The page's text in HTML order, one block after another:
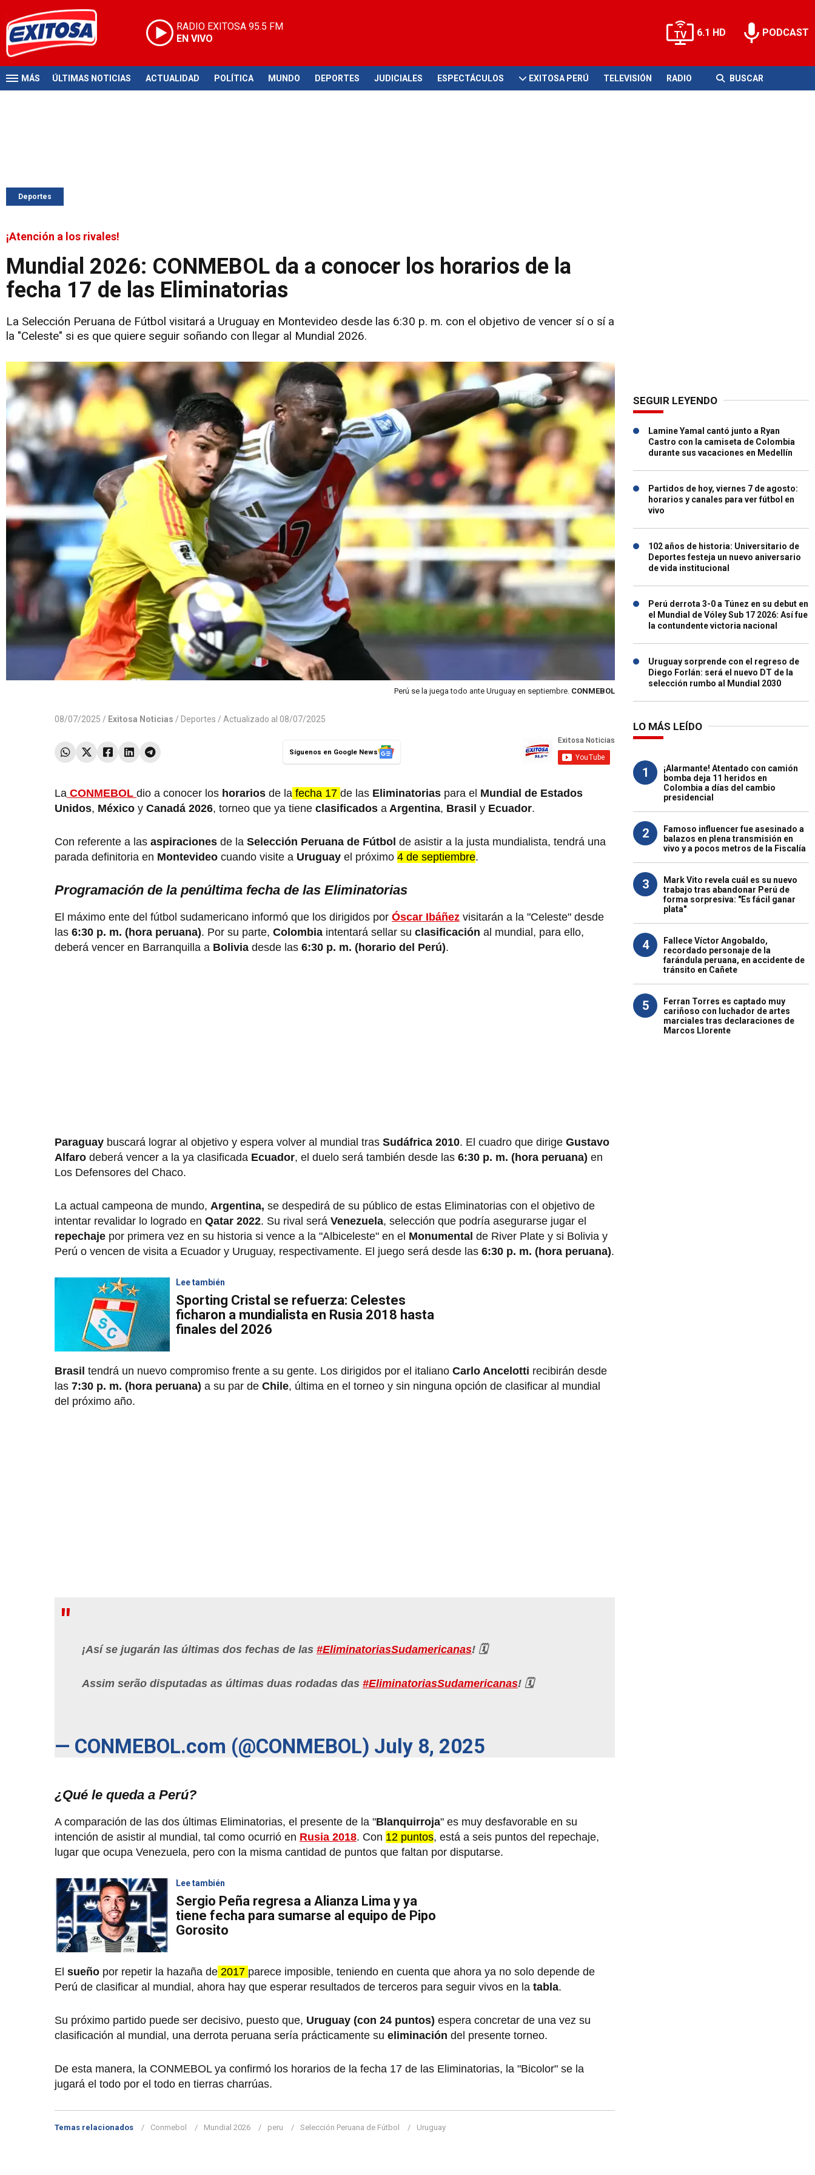
RADIO EXITOSA 95.5 FM
EN VIVO
6.1 HD PODCAST
MÁS ÚLTIMAS NOTICIAS ACTUALIDAD POLÍTICA MUNDO DEPORTES JUDICIALES ESPECTÁCULOS EXITOSA PERÚ TELEVISIÓN RADIO BUSCAR
Deportes
¡Atención a los rivales!
Mundial 2026: CONMEBOL da a conocer los horarios de la
fecha 17 de las Eliminatorias
La Selección Peruana de Fútbol visitará a Uruguay en Montevideo desde las 6:30 p. m. con el objetivo de vencer sí o sí a
la "Celeste" si es que quiere seguir soñando con llegar al Mundial 2026.
Perú se la juega todo ante Uruguay en septiembre. CONMEBOL
08/07/2025 / Exitosa Noticias / Deportes / Actualizado al 08/07/2025
Síguenos en Google News
La CONMEBOL dio a conocer los horarios de la fecha 17 de las Eliminatorias para el Mundial de Estados
Unidos, México y Canadá 2026, torneo que ya tiene clasificados a Argentina, Brasil y Ecuador.
Con referente a las aspiraciones de la Selección Peruana de Fútbol de asistir a la justa mundialista, tendrá una
parada definitoria en Montevideo cuando visite a Uruguay el próximo 4 de septiembre.
Programación de la penúltima fecha de las Eliminatorias
El máximo ente del fútbol sudamericano informó que los dirigidos por Óscar Ibáñez visitarán a la "Celeste" desde
las 6:30 p. m. (hora peruana). Por su parte, Colombia intentará sellar su clasificación al mundial, para ello,
deberá vencer en Barranquilla a Bolivia desde las 6:30 p. m. (horario del Perú).
Paraguay buscará lograr al objetivo y espera volver al mundial tras Sudáfrica 2010. El cuadro que dirige Gustavo
Alfaro deberá vencer a la ya clasificada Ecuador, el duelo será también desde las 6:30 p. m. (hora peruana) en
Los Defensores del Chaco.
La actual campeona de mundo, Argentina, se despedirá de su público de estas Eliminatorias con el objetivo de
intentar revalidar lo logrado en Qatar 2022. Su rival será Venezuela, selección que podría asegurarse jugar el
repechaje por primera vez en su historia si vence a la "Albiceleste" en el Monumental de River Plate y si Bolivia y
Perú o vencen de visita a Ecuador y Uruguay, respectivamente. El juego será desde las 6:30 p. m. (hora peruana).
Lee también
Sporting Cristal se refuerza: Celestes
ficharon a mundialista en Rusia 2018 hasta
finales del 2026
Brasil tendrá un nuevo compromiso frente a su gente. Los dirigidos por el italiano Carlo Ancelotti recibirán desde
las 7:30 p. m. (hora peruana) a su par de Chile, última en el torneo y sin ninguna opción de clasificar al mundial
del próximo año.
¡Así se jugarán las últimas dos fechas de las #EliminatoriasSudamericanas! 🗓️
Assim serão disputadas as últimas duas rodadas das #EliminatoriasSudamericanas! 🗓️
— CONMEBOL.com (@CONMEBOL) July 8, 2025
¿Qué le queda a Perú?
A comparación de las dos últimas Eliminatorias, el presente de la "Blanquirroja" es muy desfavorable en su
intención de asistir al mundial, tal como ocurrió en Rusia 2018. Con 12 puntos, está a seis puntos del repechaje,
lugar que ocupa Venezuela, pero con la misma cantidad de puntos que faltan por disputarse.
Lee también
Sergio Peña regresa a Alianza Lima y ya
tiene fecha para sumarse al equipo de Pipo
Gorosito
El sueño por repetir la hazaña de 2017 parece imposible, teniendo en cuenta que ahora ya no solo depende de
Perú de clasificar al mundial, ahora hay que esperar resultados de terceros para seguir vivos en la tabla.
Su próximo partido puede ser decisivo, puesto que, Uruguay (con 24 puntos) espera concretar de una vez su
clasificación al mundial, una derrota peruana sería prácticamente su eliminación del presente torneo.
De esta manera, la CONMEBOL ya confirmó los horarios de la fecha 17 de las Eliminatorias, la "Bicolor" se la
jugará el todo por el todo en tierras charrúas.
Temas relacionados Conmebol Mundial 2026 peru Selección Peruana de Fútbol Uruguay
SEGUIR LEYENDO
Lamine Yamal cantó junto a Ryan
Castro con la camiseta de Colombia
durante sus vacaciones en Medellín
Partidos de hoy, viernes 7 de agosto:
horarios y canales para ver fútbol en
vivo
102 años de historia: Universitario de
Deportes festeja un nuevo aniversario
de vida institucional
Perú derrota 3-0 a Túnez en su debut en
el Mundial de Vóley Sub 17 2026: Así fue
la contundente victoria nacional
Uruguay sorprende con el regreso de
Diego Forlán: será el nuevo DT de la
selección rumbo al Mundial 2030
LO MÁS LEÍDO
1
¡Alarmante! Atentado con camión
bomba deja 11 heridos en
Colombia a días del cambio
presidencial
2
Famoso influencer fue asesinado a
balazos en plena transmisión en
vivo y a pocos metros de la Fiscalía
3
Mark Vito revela cuál es su nuevo
trabajo tras abandonar Perú de
forma sorpresiva: "Es fácil ganar
plata"
4
Fallece Víctor Angobaldo,
recordado personaje de la
farándula peruana, en accidente de
tránsito en Cañete
5
Ferran Torres es captado muy
cariñoso con luchador de artes
marciales tras declaraciones de
Marcos Llorente